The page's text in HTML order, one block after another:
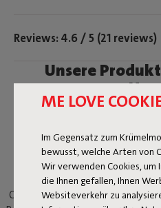
ME LOVE
Im Gegensatz zum
bewusst, welche Arten von
Wir verwenden Cookies,
die Ihnen gefallen, Ihnen
Websiteverkehr zu
Reviews: 4.6 / 5 (21 reviews)
Unsere
Taggen Sie
Concrete Seat ist ein vielseitiger